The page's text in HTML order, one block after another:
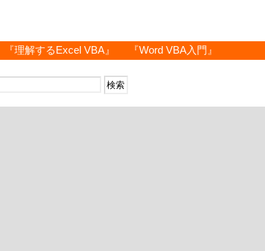
『理解するExcel VBA』 『Word VBA入門』